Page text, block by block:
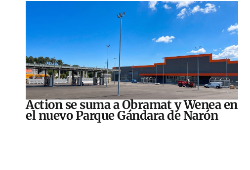
Action se suma a Obramat y Wenea en
el nuevo Parque Gándara de Narón